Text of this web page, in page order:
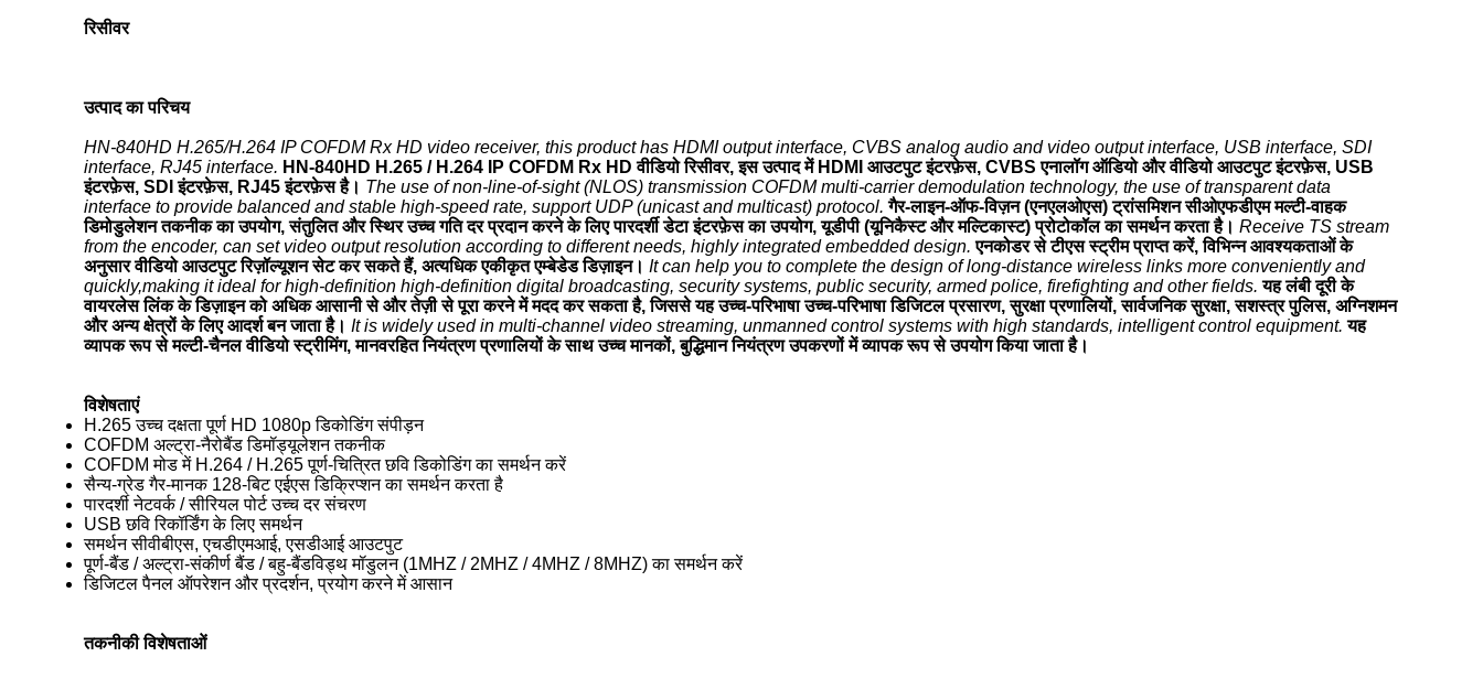
रिसीवर
उत्पाद का परिचय
HN-840HD H.265/H.264 IP COFDM Rx HD video receiver, this product has HDMI output interface, CVBS analog audio and video output interface, USB interface, SDI
interface, RJ45 interface. HN-840HD H.265 / H.264 IP COFDM Rx HD वीडियो रिसीवर, इस उत्पाद में HDMI आउटपुट इंटरफ़ेस, CVBS एनालॉग ऑडियो और वीडियो आउटपुट इंटरफ़ेस, USB
इंटरफ़ेस, SDI इंटरफ़ेस, RJ45 इंटरफ़ेस है। The use of non-line-of-sight (NLOS) transmission COFDM multi-carrier demodulation technology, the use of transparent data
interface to provide balanced and stable high-speed rate, support UDP (unicast and multicast) protocol. गैर-लाइन-ऑफ-विज़न (एनएलओएस) ट्रांसमिशन सीओएफडीएम मल्टी-वाहक
डिमोडुलेशन तकनीक का उपयोग, संतुलित और स्थिर उच्च गति दर प्रदान करने के लिए पारदर्शी डेटा इंटरफ़ेस का उपयोग, यूडीपी (यूनिकैस्ट और मल्टिकास्ट) प्रोटोकॉल का समर्थन करता है। Receive TS stream
from the encoder, can set video output resolution according to different needs, highly integrated embedded design. एनकोडर से टीएस स्ट्रीम प्राप्त करें, विभिन्न आवश्यकताओं के
अनुसार वीडियो आउटपुट रिज़ॉल्यूशन सेट कर सकते हैं, अत्यधिक एकीकृत एम्बेडेड डिज़ाइन। It can help you to complete the design of long-distance wireless links more conveniently and
quickly,making it ideal for high-definition high-definition digital broadcasting, security systems, public security, armed police, firefighting and other fields. यह लंबी दूरी के
वायरलेस लिंक के डिज़ाइन को अधिक आसानी से और तेज़ी से पूरा करने में मदद कर सकता है, जिससे यह उच्च-परिभाषा उच्च-परिभाषा डिजिटल प्रसारण, सुरक्षा प्रणालियों, सार्वजनिक सुरक्षा, सशस्त्र पुलिस, अग्निशमन
और अन्य क्षेत्रों के लिए आदर्श बन जाता है। It is widely used in multi-channel video streaming, unmanned control systems with high standards, intelligent control equipment. यह
व्यापक रूप से मल्टी-चैनल वीडियो स्ट्रीमिंग, मानवरहित नियंत्रण प्रणालियों के साथ उच्च मानकों, बुद्धिमान नियंत्रण उपकरणों में व्यापक रूप से उपयोग किया जाता है।
विशेषताएं
H.265 उच्च दक्षता पूर्ण HD 1080p डिकोडिंग संपीड़न
COFDM अल्ट्रा-नैरोबैंड डिमॉड्यूलेशन तकनीक
COFDM मोड में H.264 / H.265 पूर्ण-चित्रित छवि डिकोडिंग का समर्थन करें
सैन्य-ग्रेड गैर-मानक 128-बिट एईएस डिक्रिप्शन का समर्थन करता है
पारदर्शी नेटवर्क / सीरियल पोर्ट उच्च दर संचरण
USB छवि रिकॉर्डिंग के लिए समर्थन
समर्थन सीवीबीएस, एचडीएमआई, एसडीआई आउटपुट
पूर्ण-बैंड / अल्ट्रा-संकीर्ण बैंड / बहु-बैंडविड्थ मॉडुलन (1MHZ / 2MHZ / 4MHZ / 8MHZ) का समर्थन करें
डिजिटल पैनल ऑपरेशन और प्रदर्शन, प्रयोग करने में आसान
तकनीकी विशेषताओं